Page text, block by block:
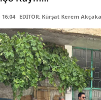
16:04 EDİTÖR: Kürşat Kerem